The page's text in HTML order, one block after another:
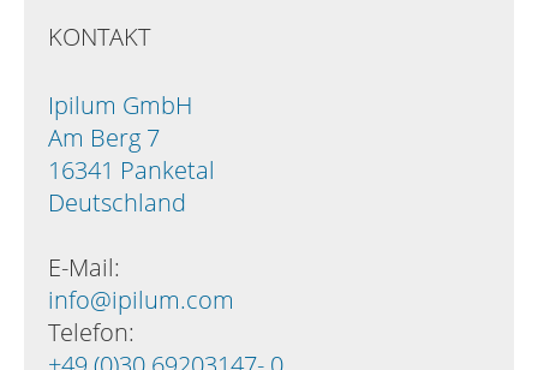
KONTAKT
Ipilum GmbH
Am Berg 7
16341 Panketal
Deutschland
E-Mail:
info@ipilum.com
Telefon: